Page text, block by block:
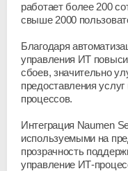
работает более 200
свыше 2000
Благодаря
управления ИТ
сбоев, значительно
предоставления
процессов.
Интеграция Naumen
используемыми на
прозрачность
управление ИТ-